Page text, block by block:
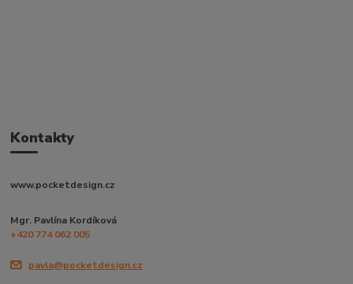
Kontakty
www.pocketdesign.cz
Mgr. Pavlína Kordíková
+420 774 062 005
pavla@pocketdesign.cz